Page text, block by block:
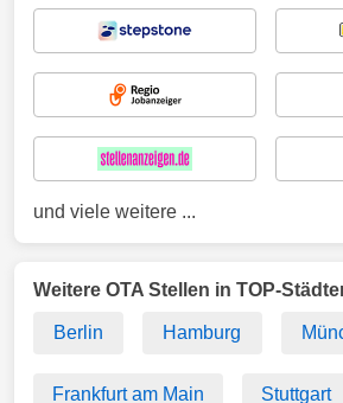
und viele weitere ...
Weitere OTA Stellen in TOP-
Berlin Hamburg
Frankfurt am Main Stuttgart